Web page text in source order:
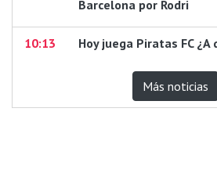
Barcelona por Rodri
10:13 Hoy juega Piratas FC ¿A
Más noticias